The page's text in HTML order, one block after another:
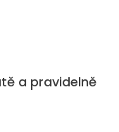
a pravidelně